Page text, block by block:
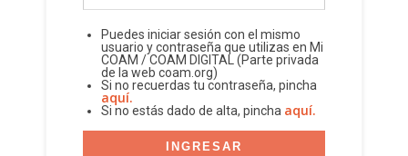
Puedes iniciar sesión con el mismo
usuario y contraseña que utilizas en Mi
COAM / COAM DIGITAL (Parte privada
de la web coam.org)
Si no recuerdas tu contraseña, pincha
aquí.
Si no estás dado de alta, pincha aquí.